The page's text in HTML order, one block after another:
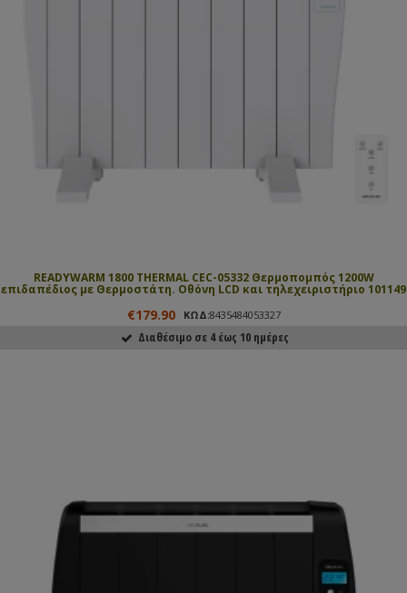
READYWARM 1800 THERMAL CEC-05332 Θερμοπομπός 1200W
επιδαπέδιος με Θερμοστάτη. Οθόνη LCD και τηλεχειριστήριο 101149
€179.90 ΚΩΔ:8435484053327
Διαθέσιμο σε 4 έως 10 ημέρες